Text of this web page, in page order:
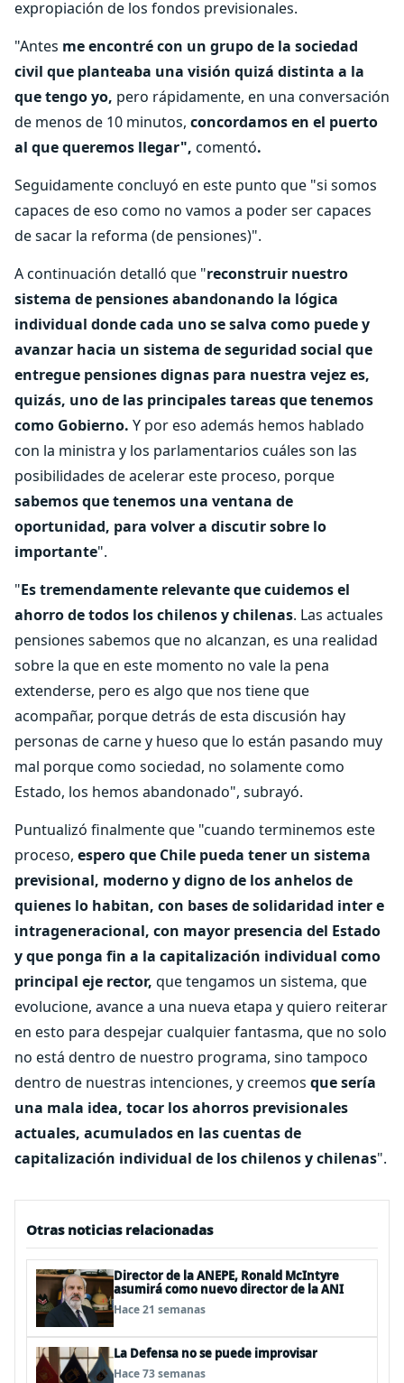
expropiación de los fondos previsionales.
"Antes me encontré con un grupo de la sociedad
civil que planteaba una visión quizá distinta a la
que tengo yo, pero rápidamente, en una conversación
de menos de 10 minutos, concordamos en el puerto
al que queremos llegar", comentó.
Seguidamente concluyó en este punto que "si somos
capaces de eso como no vamos a poder ser capaces
de sacar la reforma (de pensiones)".
A continuación detalló que "reconstruir nuestro
sistema de pensiones abandonando la lógica
individual donde cada uno se salva como puede y
avanzar hacia un sistema de seguridad social que
entregue pensiones dignas para nuestra vejez es,
quizás, uno de las principales tareas que tenemos
como Gobierno. Y por eso además hemos hablado
con la ministra y los parlamentarios cuáles son las
posibilidades de acelerar este proceso, porque
sabemos que tenemos una ventana de
oportunidad, para volver a discutir sobre lo
importante".
"Es tremendamente relevante que cuidemos el
ahorro de todos los chilenos y chilenas. Las actuales
pensiones sabemos que no alcanzan, es una realidad
sobre la que en este momento no vale la pena
extenderse, pero es algo que nos tiene que
acompañar, porque detrás de esta discusión hay
personas de carne y hueso que lo están pasando muy
mal porque como sociedad, no solamente como
Estado, los hemos abandonado", subrayó.
Puntualizó finalmente que "cuando terminemos este
proceso, espero que Chile pueda tener un sistema
previsional, moderno y digno de los anhelos de
quienes lo habitan, con bases de solidaridad inter e
intrageneracional, con mayor presencia del Estado
y que ponga fin a la capitalización individual como
principal eje rector, que tengamos un sistema, que
evolucione, avance a una nueva etapa y quiero reiterar
en esto para despejar cualquier fantasma, que no solo
no está dentro de nuestro programa, sino tampoco
dentro de nuestras intenciones, y creemos que sería
una mala idea, tocar los ahorros previsionales
actuales, acumulados en las cuentas de
capitalización individual de los chilenos y chilenas".
Otras noticias relacionadas
Director de la ANEPE, Ronald McIntyre
asumirá como nuevo director de la ANI
Hace 21 semanas
La Defensa no se puede improvisar
Hace 73 semanas